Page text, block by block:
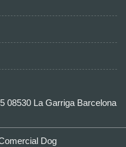
08530 La Garriga Barcelona
Dog